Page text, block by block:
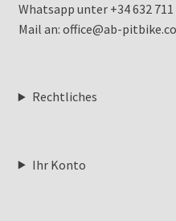
Whatsapp unter +34 632
Mail an: office@ab-
Rechtliches
Ihr Konto